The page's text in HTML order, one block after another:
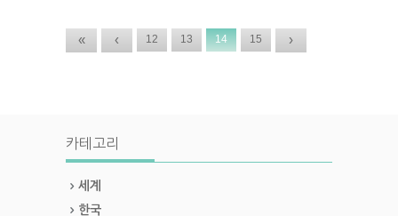
« ‹ 12 13 14 15 ›
카테고리
세계
한국